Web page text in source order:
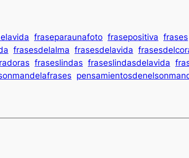
fraseparaunafoto frasepositiva frases
frasesdelalma frasesdelavida
fraseslindas fraseslindasdelavida